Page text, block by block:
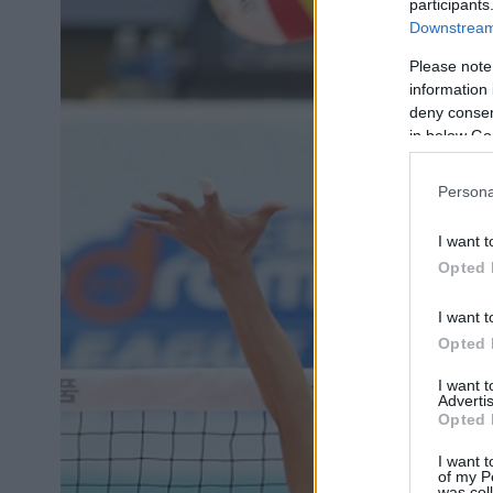
Please
information
deny
in below
I want
Opted
I want
Opted
I want
Opted
I want
of my